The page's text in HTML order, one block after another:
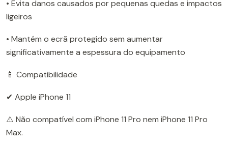
• Evita danos causados por pequenas quedas e impactos
ligeiros
• Mantém o ecrã protegido sem aumentar
significativamente a espessura do equipamento
📱 Compatibilidade
✔ Apple iPhone 11
⚠️ Não compatível com iPhone 11 Pro nem iPhone 11 Pro
Max.